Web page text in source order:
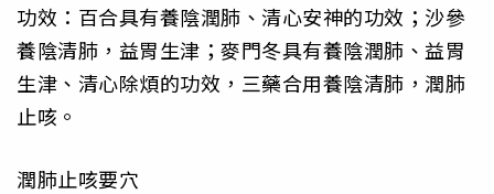
功效：百合具有養陰潤肺、清心安神的功效；沙參
養陰清肺，益胃生津；麥門冬具有養陰潤肺、益胃
生津、清心除煩的功效，三藥合用養陰清肺，潤肺
止咳。
潤肺止咳要穴